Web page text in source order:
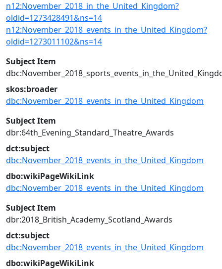
n12:November_2018_in_the_United_Kingdom?
oldid=1273428491&ns=14
n12:November_2018_events_in_the_United_Kingdom?
oldid=1273011102&ns=14
Subject Item
skos:broader
dbc:November_2018_events_in_the_United_Kingdom
Subject Item
dbr:64th_Evening_Standard_Theatre_Awards
dct:subject
dbc:November_2018_events_in_the_United_Kingdom
dbo:wikiPageWikiLink
dbc:November_2018_events_in_the_United_Kingdom
Subject Item
dbr:2018_British_Academy_Scotland_Awards
dct:subject
dbc:November_2018_events_in_the_United_Kingdom
dbo:wikiPageWikiLink